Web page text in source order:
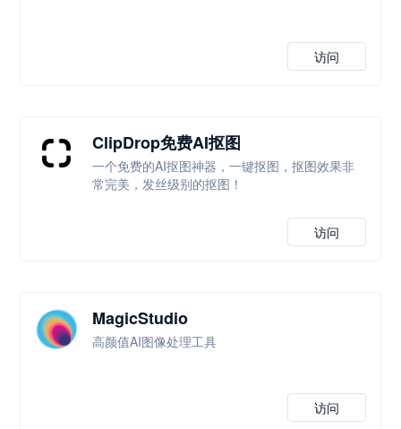
访问
ClipDrop免费AI抠图
一个免费的AI抠图神器，一键抠图，抠图效果非
常完美，发丝级别的抠图！
访问
MagicStudio
高颜值AI图像处理工具
访问